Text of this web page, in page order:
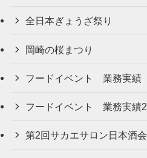
全日本ぎょうざ祭り
岡崎の桜まつり
フードイベント 業務実績
フードイベント 業務実績2
第2回サカエサロン日本酒会